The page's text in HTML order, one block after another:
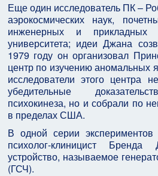
Еще один исследователь ПК –
аэрокосмических наук,
инженерных и прикладных
университета; идеи Джана
1979 году он организовал
центр по изучению аномальных
исследователи этого центра
убедительные
психокинеза, но и собрали по
в пределах США.
В одной серии
психолог-клиницист Бренда
устройство, называемое
(ГСЧ).